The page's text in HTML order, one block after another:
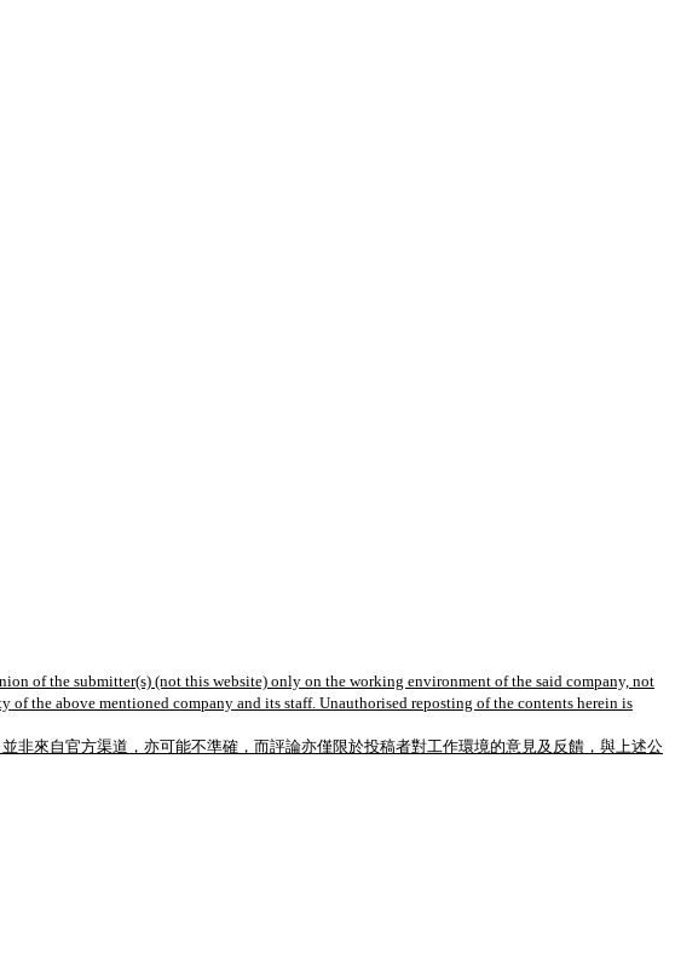
of the submitter(s) (not this website) only on the working environment of the said company, not
the above mentioned company and its staff. Unauthorised reposting of the contents herein is
非來自官方渠道，亦可能不準確，而評論亦僅限於投稿者對工作環境的意見及反饋，與上述公